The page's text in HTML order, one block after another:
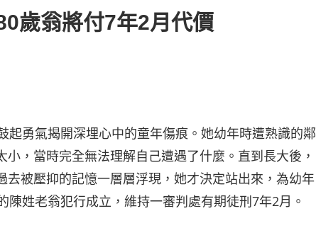
歲翁將付7年2月代價
起勇氣揭開深埋心中的童年傷痕。她幼年時遭熟識的鄰
，當時完全無法理解自己遭遇了什麼。直到長大後，
被壓抑的記憶一層層浮現，她才決定站出來，為幼年
姓老翁犯行成立，維持一審判處有期徒刑7年2月。